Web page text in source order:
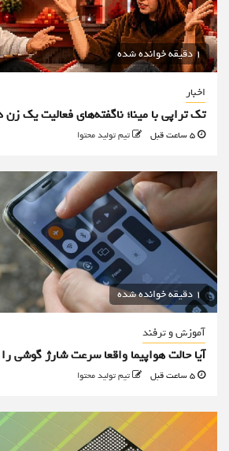
1 دقیقه خوانده شده
اخبار
تک تراپی با مینا؛ ناگفته‌های فعالیت یک
تیم تولید محتوا
1 دقیقه خوانده شده
آموزش و ترفند
آیا حالت هواپیما واقعا سرعت شارژ گوشی
تیم تولید محتوا